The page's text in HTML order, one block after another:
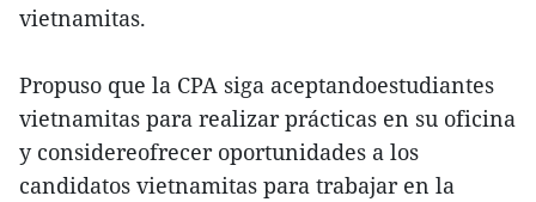
vietnamitas.
Propuso que la CPA siga aceptandoestudiantes
vietnamitas para realizar prácticas en su oficina
y considereofrecer oportunidades a los
candidatos vietnamitas para trabajar en la